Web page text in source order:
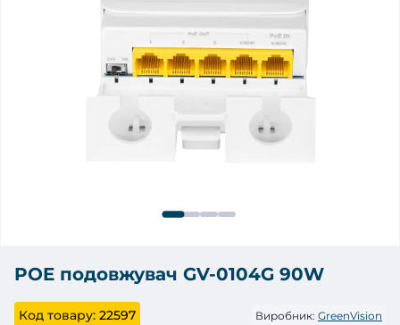
POE подовжувач GV-0104G 90W
Код товару: 22597 Виробник: GreenVision